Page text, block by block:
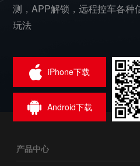
测，APP解锁，远程控车各种
玩法
iPhone下载
Android下载
产品中心